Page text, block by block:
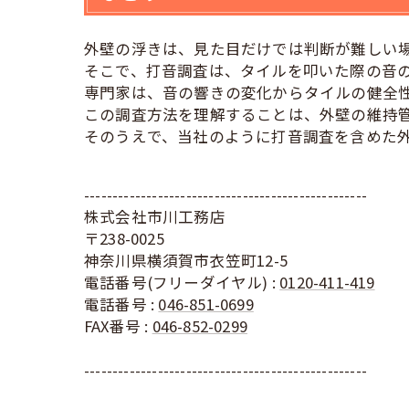
外壁の浮きは、見た目だけでは判断が難しい
そこで、打音調査は、タイルを叩いた際の音
専門家は、音の響きの変化からタイルの健全
この調査方法を理解することは、外壁の維
そのうえで、当社のように打音調査を含めた
--------------------------------------------------
株式会社市川工務店
〒238-0025
神奈川県横須賀市衣笠町12-5
電話番号(フリーダイヤル) : 0120-411-419
電話番号 : 046-851-0699
FAX番号 : 046-852-0299
--------------------------------------------------